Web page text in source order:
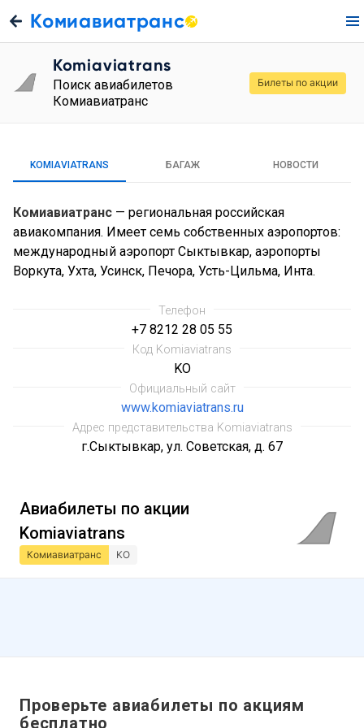
Комиавиатранс
Komiaviatrans
Поиск авиабилетов
Комиавиатранс
Билеты по акции
KOMIAVIATRANS БАГАЖ НОВОСТИ
Комиавиатранс — региональная российская
авиакомпания. Имеет семь собственных аэропортов:
международный аэропорт Сыктывкар, аэропорты
Воркута, Ухта, Усинск, Печора, Усть-Цильма, Инта.
Телефон
+7 8212 28 05 55
Код Komiaviatrans
KO
Официальный сайт
www.komiaviatrans.ru
Адрес представительства Komiaviatrans
г.Сыктывкар, ул. Советская, д. 67
Авиабилеты по акции
Komiaviatrans
Комиавиатранс KO
Проверьте авиабилеты по акциям
бесплатно